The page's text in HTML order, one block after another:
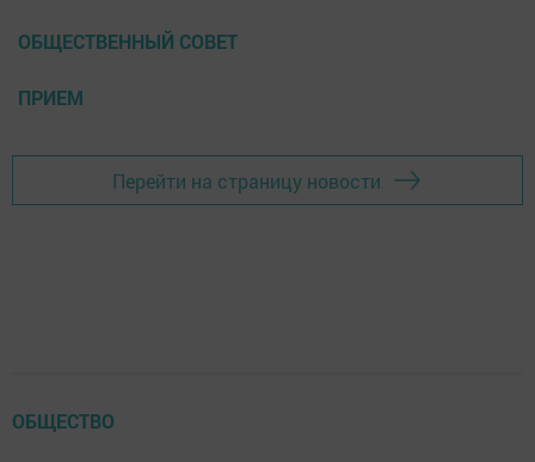
ОБЩЕСТВЕННЫЙ СОВЕТ
ПРИЕМ
Перейти на страницу новости
ОБЩЕСТВО